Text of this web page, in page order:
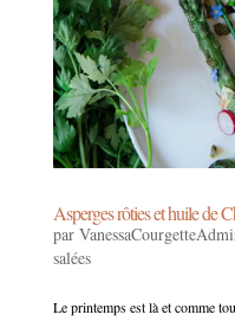
Asperges rôties et huile de
par
salées
Le printemps est là et comme